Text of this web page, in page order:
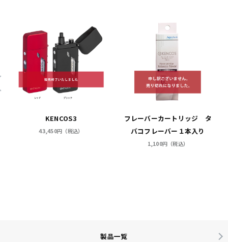
KENCOS3
43,450円（税込）
フレーバーカートリッジ タ
バコフレーバー１本入り
1,100円（税込）
製品一覧